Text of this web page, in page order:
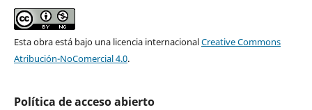
Esta obra está bajo una licencia internacionalCreative Commons
Atribución-NoComercial 4.0.
Política de acceso abierto